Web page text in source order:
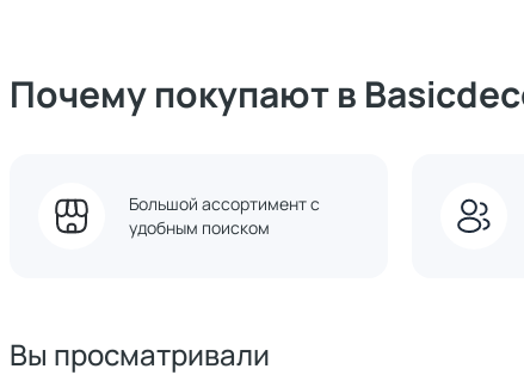
Почему покупают в
Большой ассортимент с
удобным поиском
Вы просматривали